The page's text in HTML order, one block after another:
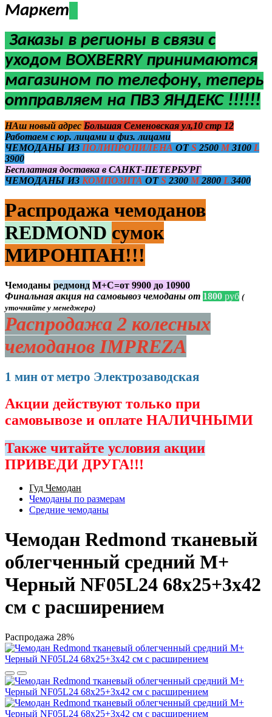
Маркет
Заказы в регионы в связи с
уходом BOXBERRYпринимаются
магазином по телефону, теперь
отправляем на ПВЗ ЯНДЕКС !!!!!!
НАш новый адрес Большая Семеновская ул,10 стр 12
Работаем с юр. лицами и физ. лицами
ЧЕМОДАНЫ ИЗ ПОЛИПРОПИЛЕНА ОТS 2500 M3100 L
3900
Бесплатная доставка в САНКТ-ПЕТЕРБУРГ
ЧЕМОДАНЫ ИЗ КОМПОЗИТА ОТS 2300 M2800 L 3400
Распродажа чемоданов
REDMOND сумок
МИРОНПАН!!!
Чемоданы редмонд М+С=от 9900 до 10900
Финальная акция на самовывоз чемоданы от 1800 руб (
уточняйте у менеджера)
Распродажа 2 колесных
чемоданов IMPREZA
1 мин от метро Электрозаводская
Акции действуют только при
самовывозе и оплате НАЛИЧНЫМИ
Также читайте условия акции
ПРИВЕДИ ДРУГА!!!
Гуд Чемодан
Чемоданы по размерам
Средние чемоданы
Чемодан Redmond тканевый
облегченный средний M+
Черный NF05L24 68х25+3х42
см с расширением
Распродажа 28%